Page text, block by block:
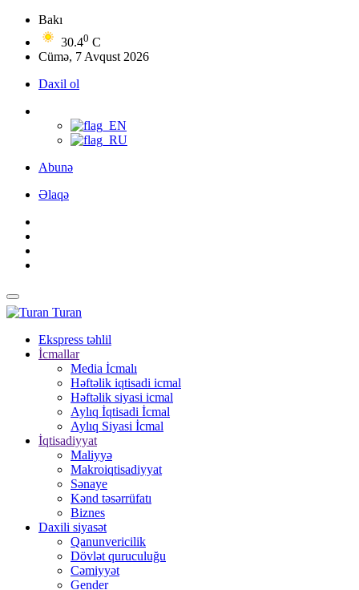
Bakı
30.40 C
Cümə, 7 Avqust 2026
Daxil ol
Abunə
Əlaqə
Turan
Ekspress təhlil
İcmallar
Media İcmalı
Həftəlik iqtisadi icmal
Həftəlik siyasi icmal
Aylıq İqtisadi İcmal
Aylıq Siyasi İcmal
İqtisadiyyat
Maliyyə
Makroiqtisadiyyat
Sənaye
Kənd təsərrüfatı
Biznes
Daxili siyasət
Qanunvericilik
Dövlət quruculuğu
Cəmiyyət
Gender